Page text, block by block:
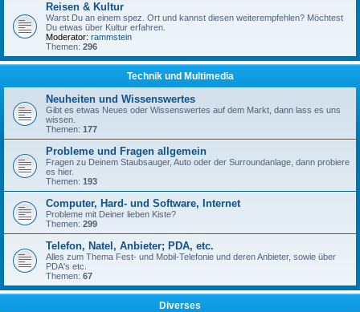
Reisen & Kultur
Warst Du an einem spez. Ort und kannst diesen weiterempfehlen? Möchtest
Du etwas über Kultur erfahren.
Moderator: rammstein
Themen: 296
Technik und Multimedia
Neuheiten und Wissenswertes
Gibt es etwas Neues oder Wissenswertes auf dem Markt, dann lass es uns
wissen.
Themen: 177
Probleme und Fragen allgemein
Fragen zu Deinem Staubsauger, Auto oder der Surroundanlage, dann probiere
es hier.
Themen: 193
Computer, Hard- und Software, Internet
Probleme mit Deiner lieben Kiste?
Themen: 299
Telefon, Natel, Anbieter; PDA, etc.
Alles zum Thema Fest- und Mobil-Telefonie und deren Anbieter, sowie über
PDA's etc.
Themen: 67
Diverses